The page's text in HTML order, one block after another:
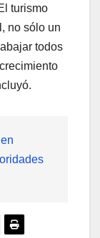
turismo
no sólo un
todos